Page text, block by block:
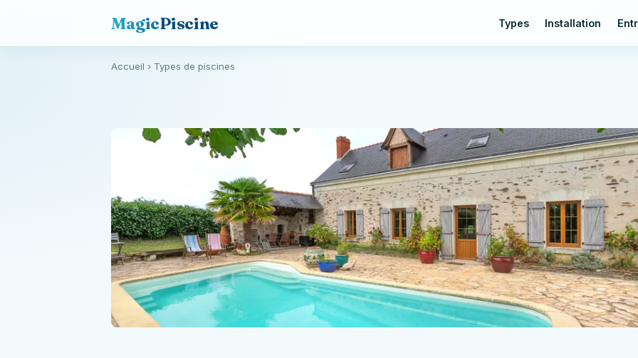
MagicPiscine Types Installation
Accueil › Types de piscines